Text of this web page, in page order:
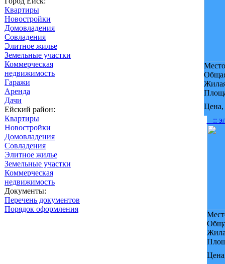
Квартиры
Новостройки
Домовладения
Совладения
Элитное жилье
Земельные участки
Коммерческая
недвижимость
Гаражи
Аренда
Дачи
Ейский район:
Квартиры
Новостройки
Домовладения
Совладения
Элитное жилье
Земельные участки
Коммерческая
недвижимость
Документы:
Перечень документов
Порядок оформления
Цена,
::